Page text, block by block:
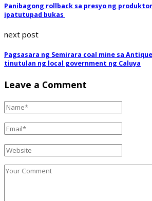
Panibagong rollback sa presyo ng
ipatutupad bukas
next post
Pagsasara ng Semirara coal mine sa
tinutulan ng local government ng Caluya
Leave a Comment